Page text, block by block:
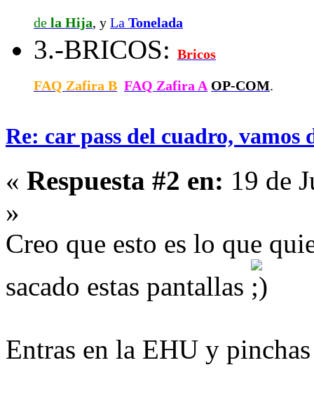
de la Hija, y La Tonelada
3.-BRICOS: Bricos
FAQ Zafira B FAQ Zafira A OP-COM.
Re: car pass del cuadro, vamos
« Respuesta #2 en: 19 de
»
Creo que esto es lo que
sacado estas pantallas
Entras en la EHU y